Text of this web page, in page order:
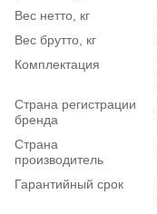
Вес нетто, кг
Вес брутто, кг
Комплектация
Страна регистрации
бренда
Страна
производитель
Гарантийный срок